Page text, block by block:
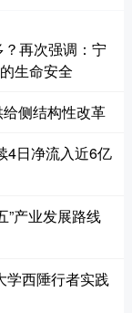
再次强调：宁
生命安全
侧结构性改革
4日净流入近6亿
”产业发展路线
学西陲行者实践